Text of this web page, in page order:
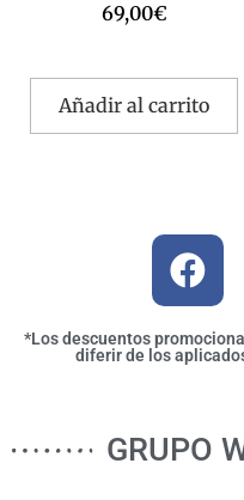
69,00€
Añadir al carrito
*Los descuentos
diferir de los
GRUPO